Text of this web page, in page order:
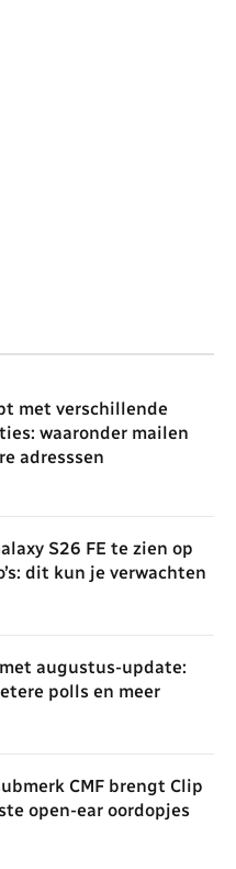
met verschillende
waaronder mailen
adresssen
S26 FE te zien op
dit kun je verwachten
augustus-update:
polls en meer
CMF brengt Clip
open-ear oordopjes